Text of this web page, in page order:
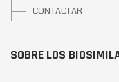
CONTACTAR
SOBRE LOS